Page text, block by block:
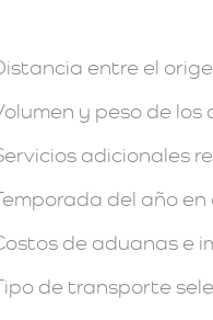
entre el
y peso de
adicionales
del año
de aduanas e
de transporte